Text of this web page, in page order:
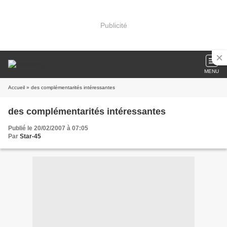
Publicité
MENU
Accueil » des complémentarités intéressantes
des complémentarités intéressantes
Publié le 20/02/2007 à 07:05
Par Star-45